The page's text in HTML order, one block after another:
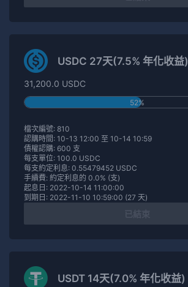
USDC 27天(7.5% 年化收益)
31,200.0 USDC
52%
檔次編號: 810
認購時間: 10-13 12:00 至 10-14 10:59
債權認購: 600 支
每支單位: 100.0 USDC
每支約定利息: 0.55479452 USDC
手續費: 約定利息的 0.0% (支)
起息日: 2022-10-14 11:00:00
到期日: 2022-11-10 10:59:00 (27 天)
USDT 14天(7.0% 年化收益)